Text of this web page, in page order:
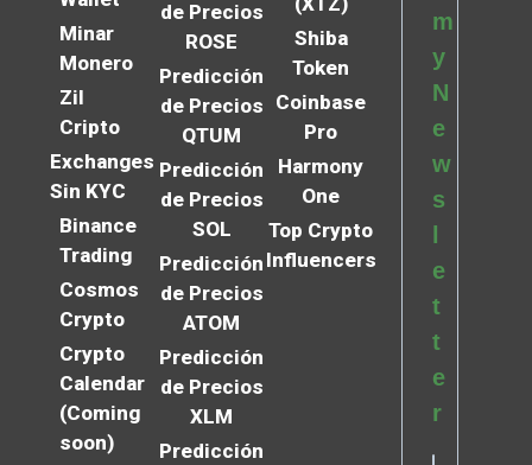
Minar
Monero
Zil
Cripto
Exchanges
Sin KYC
Binance
Trading
Cosmos
Crypto
Crypto
Calendar
(Coming
soon)
de Precios
ROSE
Predicción
de Precios
QTUM
Predicción
de Precios
SOL
Predicción
de Precios
ATOM
Predicción
de Precios
XLM
Predicción
Shiba
Token
Coinbase
Pro
Harmony
One
Top Crypto
Influencers
m
y
N
e
w
s
e
t
t
e
r